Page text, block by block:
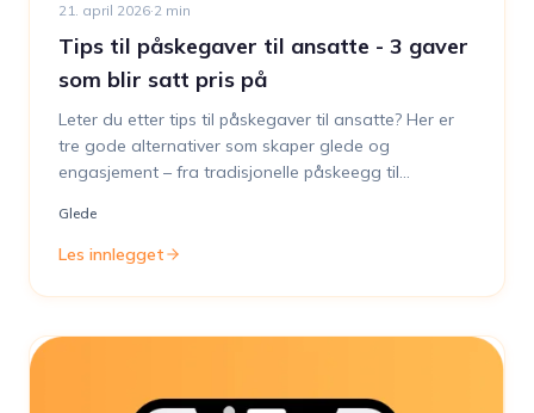
21. april 2026·2 min
Tips til påskegaver til ansatte - 3 gaver
som blir satt pris på
Leter du etter tips til påskegaver til ansatte? Her er
tre gode alternativer som skaper glede og
engasjement – fra tradisjonelle påskeegg til
den perfekte påskegaven til din bedrift!
Glede
Les innlegget